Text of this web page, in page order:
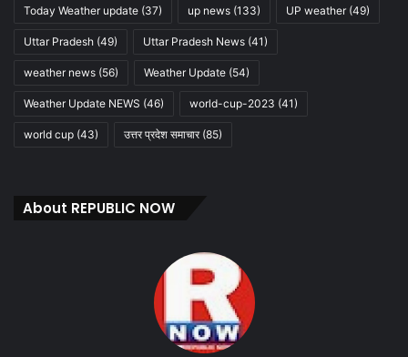
Today Weather update (37) up news (133) UP weather(49)
Uttar Pradesh (49) Uttar Pradesh News (41)
weather news (56) Weather Update (54)
Weather Update NEWS (46) world-cup-2023 (41)
world cup (43) उत्तर प्रदेश समाचार(85)
About REPUBLIC NOW